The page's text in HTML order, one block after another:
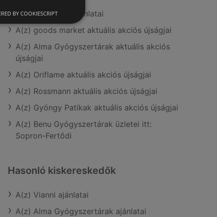
A(z) Rossmann ajánlatai
A(z) goods market aktuális akciós újságjai
A(z) Alma Gyógyszertárak aktuális akciós
újságjai
A(z) Oriflame aktuális akciós újságjai
A(z) Rossmann aktuális akciós újságjai
A(z) Gyöngy Patikak aktuális akciós újságjai
A(z) Benu Gyógyszertárak üzletei itt:
Sopron-Fertődi
Hasonló kiskereskedők
A(z) Vianni ajánlatai
A(z) Alma Gyógyszertárak ajánlatai
BY COOKIESCRIPT